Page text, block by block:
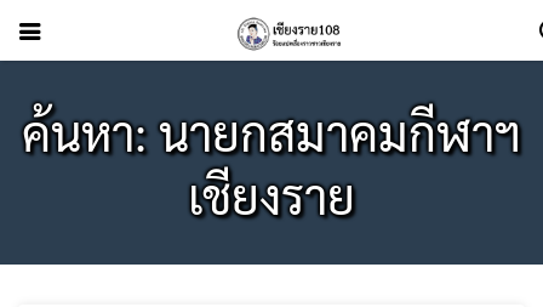
ค้นหา: นายกสมาคมกีฬาฯ
เชียงราย